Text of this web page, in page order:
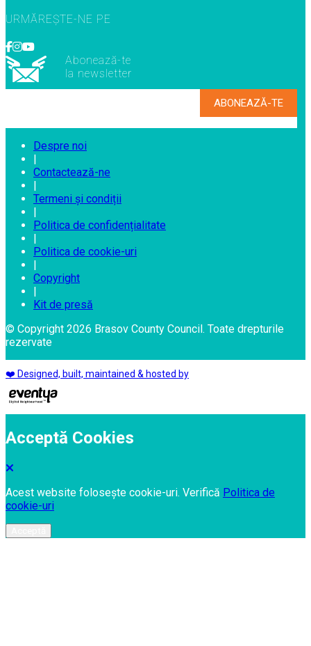
URMĂREȘTE-NE PE
Abonează-te
la newsletter
Despre noi
Contactează-ne
Termeni și condiții
Politica de confidențialitate
Politica de cookie-uri
Copyright
Kit de presă
© Copyright 2026 Brasov County Council. Toate drepturile
rezervate
❤️ Designed, built, maintained & hosted by
Acceptă Cookies
Acest website folosește cookie-uri. Verifică Politica de
cookie-uri